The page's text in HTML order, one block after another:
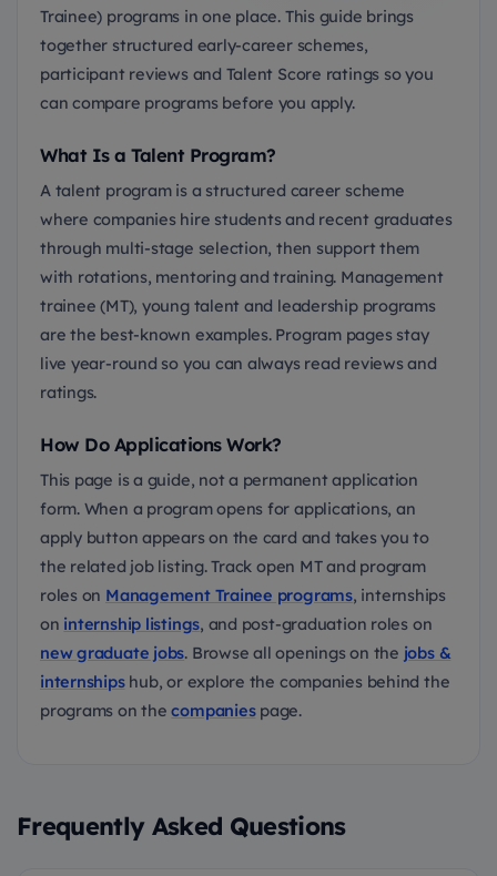
Trainee) programs in one place. This guide brings
together structured early-career schemes,
participant reviews and Talent Score ratings so you
can compare programs before you apply.
What Is a Talent Program?
A talent program is a structured career scheme
where companies hire students and recent graduates
through multi-stage selection, then support them
with rotations, mentoring and training. Management
trainee (MT), young talent and leadership programs
are the best-known examples. Program pages stay
live year-round so you can always read reviews and
ratings.
How Do Applications Work?
This page is a guide, not a permanent application
form. When a program opens for applications, an
apply button appears on the card and takes you to
the related job listing. Track open MT and program
roles on Management Trainee programs, internships
on internship listings, and post-graduation roles on
new graduate jobs. Browse all openings on the jobs &
internshipshub, or explore the companies behind the
programs on thecompaniespage.
Frequently Asked Questions